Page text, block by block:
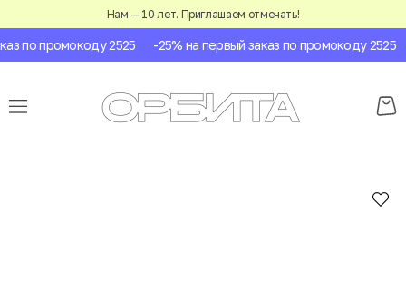
Нам — 10 лет. Приглашаем отмечать!
по промокоду 2525 -25% на первый заказ по промокоду 2525